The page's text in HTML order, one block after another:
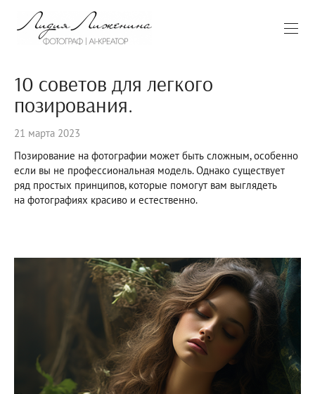
10 советов для легкого
позирования.
21 марта 2023
Позирование на фотографии может быть сложным, особенно
если вы не профессиональная модель. Однако существует
ряд простых принципов, которые помогут вам выглядеть
на фотографиях красиво и естественно.